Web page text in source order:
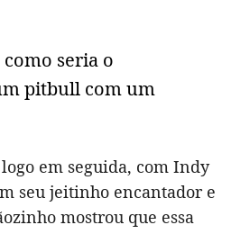
como seria o
pitbull com um
em seguida, com Indy
seu jeitinho encantador e
mostrou que essa